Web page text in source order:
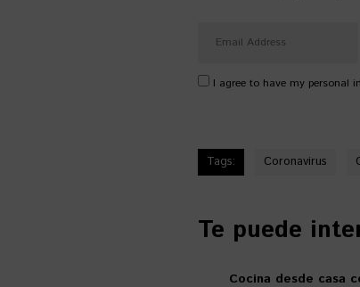
I agree to have my personal
Tags: Coronavirus
Te puede
Cocina desde casa